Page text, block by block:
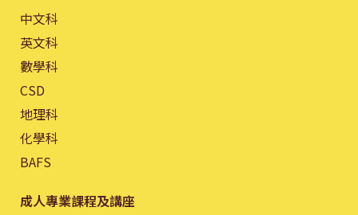
中文科
英文科
數學科
CSD
地理科
化學科
BAFS
成人專業課程及講座